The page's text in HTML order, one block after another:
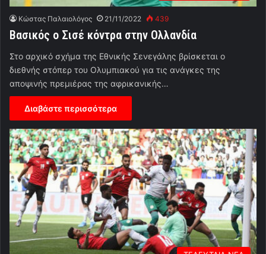
Κώστας Παλαιολόγος 21/11/2022 439
Βασικός ο Σισέ κόντρα στην Ολλανδία
Στο αρχικό σχήμα της Εθνικής Σενεγάλης βρίσκεται ο
διεθνής στόπερ του Ολυμπιακού για τις ανάγκες της
αποψινής πρεμιέρας της αφρικανικής…
Διαβάστε περισσότερα